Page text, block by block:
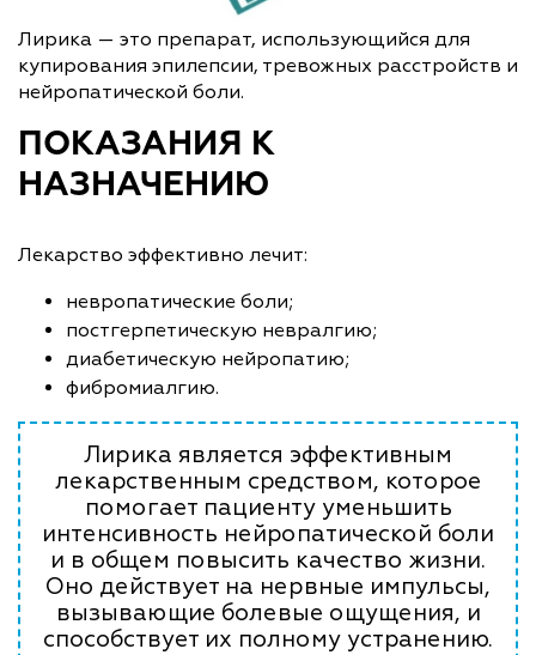
Лирика — это препарат, использующийся для
купирования эпилепсии, тревожных расстройств и
нейропатической боли.
ПОКАЗАНИЯ К
НАЗНАЧЕНИЮ
Лекарство эффективно лечит:
невропатические боли;
постгерпетическую невралгию;
диабетическую нейропатию;
фибромиалгию.
Лирика является эффективным
лекарственным средством, которое
помогает пациенту уменьшить
интенсивность нейропатической боли
и в общем повысить качество жизни.
Оно действует на нервные импульсы,
вызывающие болевые ощущения, и
способствует их полному устранению.